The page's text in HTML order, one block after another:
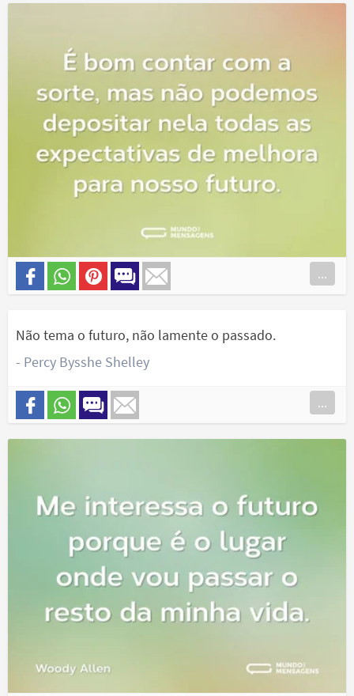
...
Não tema o futuro, não lamente o passado.
- Percy Bysshe Shelley
...